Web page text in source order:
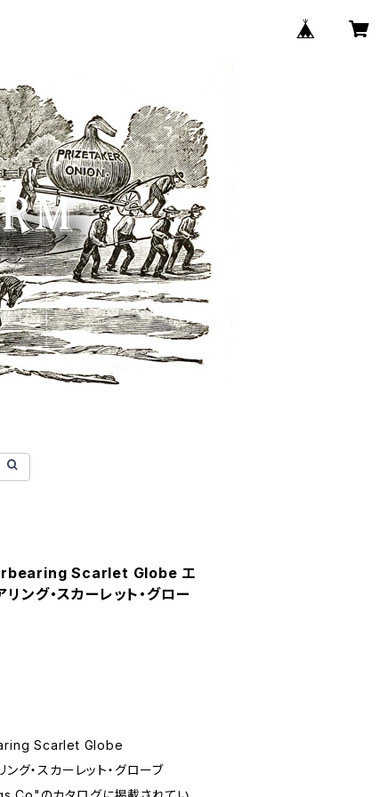
Scarlet Globe エ
ング・スカーレット・グロー
Scarlet Globe
グ・スカーレット・グローブ